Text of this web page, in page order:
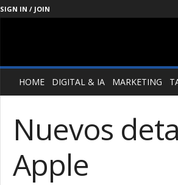
SIGN IN / JOIN
Management
SocietyHOME DIGITAL & IA MARKETING
Nuevos
Apple